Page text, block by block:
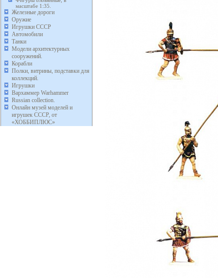
масштабе 1:35.
Железные дороги
Оружие
Игрушки СССР
Автомобили
Танки
Модели архитектурных
сооружений.
Корабли
Полки, витрины, подставки для
коллекций.
Игрушки
Вархаммер Warhammer
Russian collection.
Онлайн музей моделей и
игрушек СССР, от
«ХОББИПЛЮС»